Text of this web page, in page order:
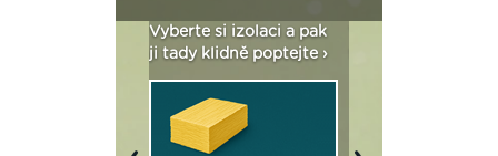
Vyberte si izolaci a pak
ji tady klidně poptejte ›